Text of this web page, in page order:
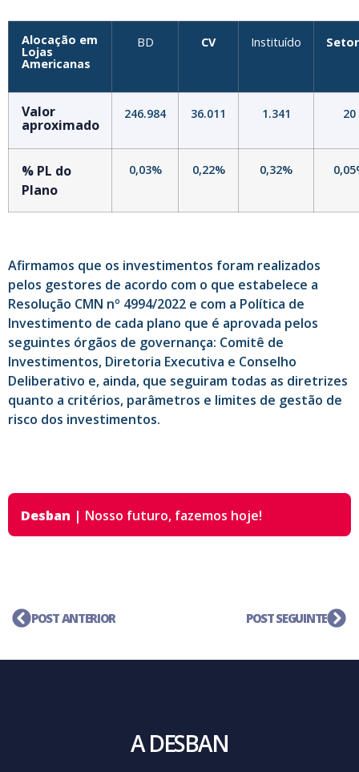
Alocação em
Lojas
Americanas
BD CV Instituído
Valor
aproximado
246.984 36.011 1.341 20
% PL do
Plano
0,03% 0,22% 0,32%
Afirmamos que os investimentos foram realizados
pelos gestores de acordo com o que estabelece a
Resolução CMN nº 4994/2022 e com a Política de
Investimento de cada plano que é aprovada pelos
seguintes órgãos de governança: Comitê de
Investimentos, Diretoria Executiva e Conselho
Deliberativo e, ainda, que seguiram todas as diretrizes
quanto a critérios, parâmetros e limites de gestão de
risco dos investimentos.
Desban | Nosso futuro, fazemos hoje!
POST ANTERIOR POST SEGUINTE
A DESBAN